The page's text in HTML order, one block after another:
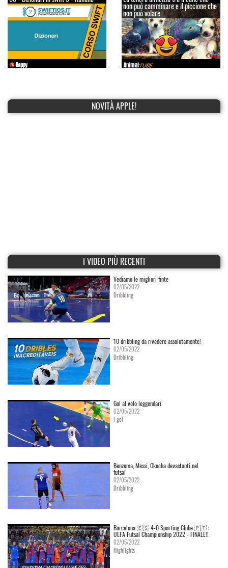
non può camminare e il piccione che
non può volare
NOVITÀ APPLE!
I VIDEO PIÙ RECENTI
Vediamo le migliori finte
02/05/2022
Dribbling
10 dribbling da rivedere assolutamente!
02/05/2022
Dribbling
Gol al volo leggendari
02/05/2022
I gol
Benzema, Messi, Okocha devastanti nel
futsal
02/05/2022
Dribbling
Barcelona 🇪🇸 4-0 Sporting Clube 🇵🇹 :
UEFA Futsal Championship 2022 - FINALE!!
02/05/2022
Highlights